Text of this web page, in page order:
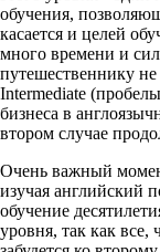
обучения,
касается и целей
много времени и
путешественнику не
Intermediate
бизнеса в
втором случае
Очень важный
изучая английский
обучение
уровня, так как все,